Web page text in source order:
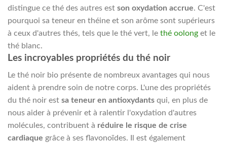
distingue ce thé des autres est son oxydation accrue. C'est
pourquoi sa teneur en théine et son arôme sont supérieurs
à ceux d'autres thés, tels que le thé vert, le thé oolong et le
thé blanc.
Les incroyables propriétés du thé noir
Le thé noir bio présente de nombreux avantages qui nous
aident à prendre soin de notre corps. L'une des propriétés
du thé noir est sa teneur en antioxydants qui, en plus de
nous aider à prévenir et à ralentir l'oxydation d'autres
molécules, contribuent à réduire le risque de crise
cardiaque grâce à ses flavonoïdes. Il est également